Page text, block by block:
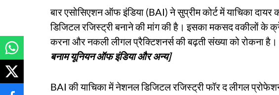
बार एसोसिएशन ऑफ इंडिया (BAI) ने सुप्रीम कोर्ट में याचिका
डिजिटल रजिस्ट्री बनाने की मांग की है। इसका मकसद वकीलों के
करना और नकली लीगल प्रैक्टिशनर्स की बढ़ती संख्या को रोकना है।
बनाम यूनियन ऑफ इंडिया और अन्य]
BAI की याचिका में नेशनल डिजिटल रजिस्ट्री फॉर द लीगल